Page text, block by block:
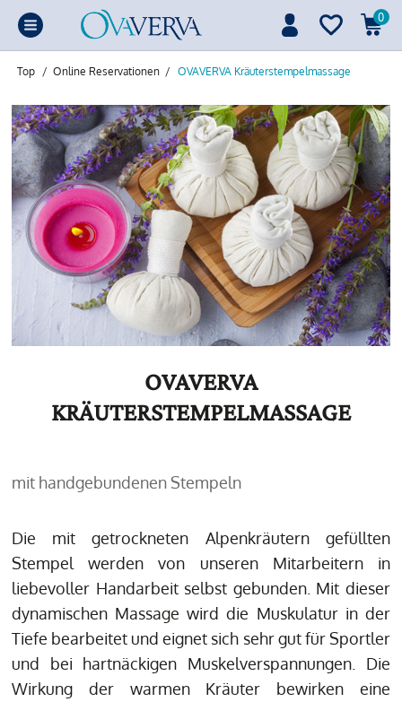
0
Top / Online Reservationen / OVAVERVA Kräuterstempelmassage
OVAVERVA
KRÄUTERSTEMPELMASSAGE
mit handgebundenen Stempeln
Die mit getrockneten Alpenkräutern gefüllten
Stempel werden von unseren Mitarbeitern in
liebevoller Handarbeit selbst gebunden. Mit dieser
dynamischen Massage wird die Muskulatur in der
Tiefe bearbeitet und eignet sich sehr gut für Sportler
und bei hartnäckigen Muskelverspannungen. Die
Wirkung der warmen Kräuter bewirken eine